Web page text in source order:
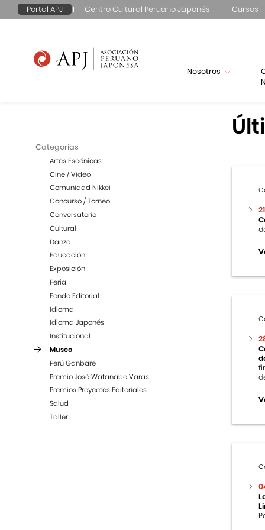
Portal APJ Centro Cultural Peruano Japonés Cursos
Nosotros
Categorías
Artes Escénicas
Cine / Video
Comunidad Nikkei
Concurso / Torneo
Conversatorio
Cultural
Danza
Educación
Exposición
Feria
Fondo Editorial
Idioma
Idioma Japonés
Institucional
Museo
Perú Ganbare
Premio José Watanabe Varas
Premios Proyectos Editoriales
Salud
Taller